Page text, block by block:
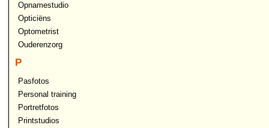
Opnamestudio
Opticiëns
Optometrist
Ouderenzorg
P
Pasfotos
Personal training
Portretfotos
Printstudios